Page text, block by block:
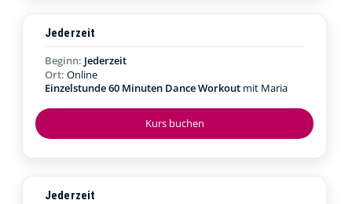
Kurs buchen
Jederzeit
Beginn: Jederzeit
Ort: Online
Einzelstunde 60 Minuten Dance Workout mit Maria
Jederzeit